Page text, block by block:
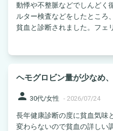
動悸や不整脈などでしんどく
ルター検査などをしたところ
貧血と診断されました。フェリ
ヘモグロビン量が少なめ
person 30代/女性 - 2026/07/24
長年健康診断の度に貧血気味
変わらないので貧血の詳しい調査を